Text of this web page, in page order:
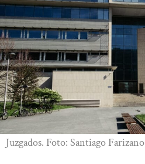
Juzgados. Foto: Santiago Farizano